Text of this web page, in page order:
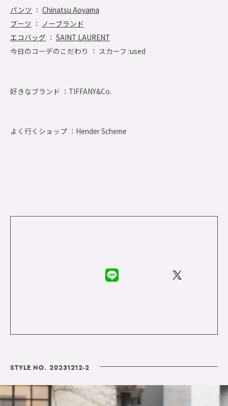
パンツ ： Chinatsu Aoyama
ブーツ ： ノーブランド
エコバッグ ： SAINT LAURENT
今日のコーデのこだわり ： スカーフ :used
好きなブランド ： TIFFANY&Co.
よく行くショップ ： Hender Scheme
STYLE NO. 20231212-2